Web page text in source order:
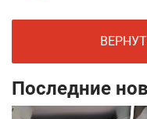
Последние